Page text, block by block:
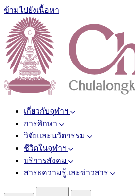
ข้ามไปยังเนื้อหา
เกี่ยวกับจุฬาฯ
การศึกษา
วิจัยและนวัตกรรม
ชีวิตในจุฬาฯ
บริการสังคม
สาระความรู้และข่าวสาร